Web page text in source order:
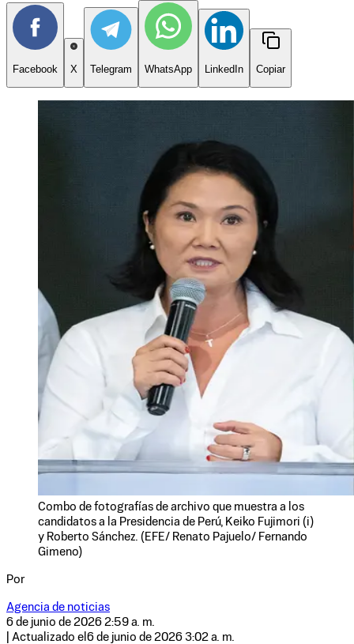
Facebook X Telegram WhatsApp LinkedIn Copiar
Combo de fotografías de archivo que muestra a los
candidatos a la Presidencia de Perú, Keiko Fujimori (i)
y Roberto Sánchez. (EFE/ Renato Pajuelo/ Fernando
Gimeno)
Por
Agencia de noticias
6 de junio de 2026 2:59 a. m.
| Actualizado el 6 de junio de 2026 3:02 a. m.